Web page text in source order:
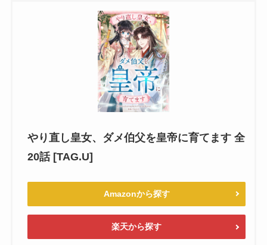
やり直し皇女、ダメ伯父を皇帝に育てます 全
20話 [TAG.U]
Amazonから探す
楽天から探す